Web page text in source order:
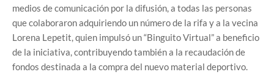
medios de comunicación por la difusión, a todas las personas
que colaboraron adquiriendo un número de la rifa y a la vecina
Lorena Lepetit, quien impulsó un “Binguito Virtual” a beneficio
de la iniciativa, contribuyendo también a la recaudación de
fondos destinada a la compra del nuevo material deportivo.